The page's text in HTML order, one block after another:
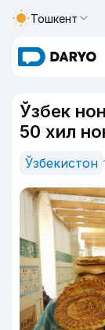
Тошкент
Ўзбек
50 хил
Ўзбекистон